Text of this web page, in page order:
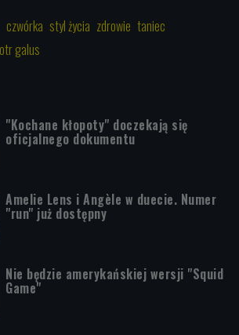
czwórka styl życia zdrowie taniec
galus
"Kochane kłopoty" doczekają się
oficjalnego dokumentu
Amelie Lens i Angèle w duecie. Numer
"run" już dostępny
Nie będzie amerykańskiej wersji "Squid
Game"